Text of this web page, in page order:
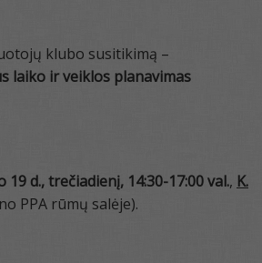
klubo susitikimą –
laiko ir veiklos planavimas
19 d., trečiadienį, 14:30-17:00 val., K.
PPA rūmų salėje).